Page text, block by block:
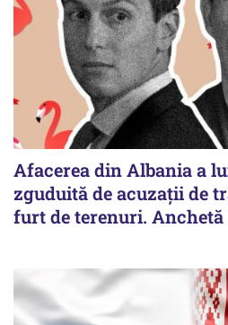
Afacerea din Albania a
zguduită de acuzații de
furt de terenuri. Anchetă